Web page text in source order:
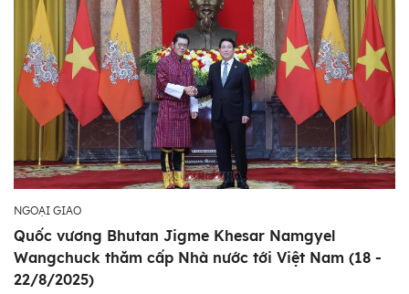
NGOẠI GIAO
Quốc vương Bhutan Jigme Khesar Namgyel
Wangchuck thăm cấp Nhà nước tới Việt Nam (18 -
22/8/2025)